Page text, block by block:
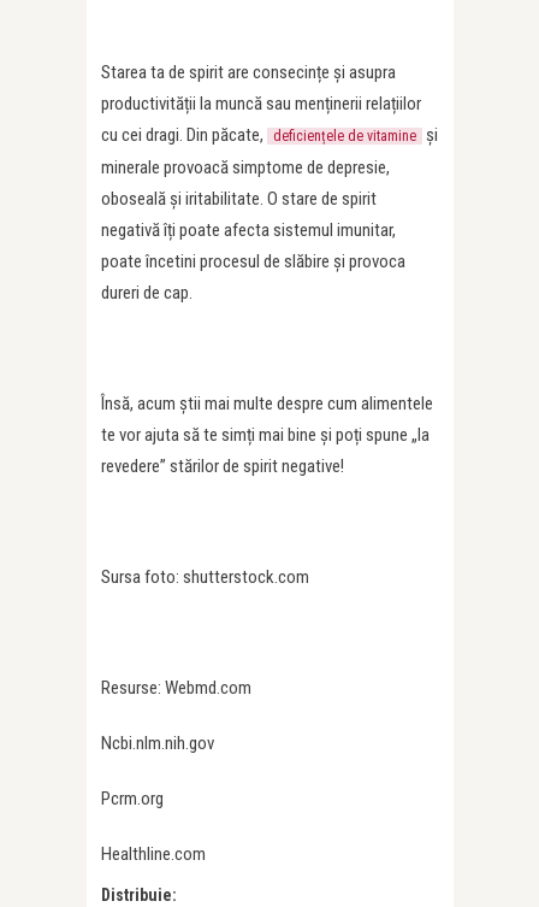
Starea ta de spirit are consecințe și asupra
productivității la muncă sau menținerii relațiilor
cu cei dragi. Din păcate,
deficiențele de vitamine
și
minerale provoacă simptome de depresie,
oboseală și iritabilitate. O stare de spirit
negativă îți poate afecta sistemul imunitar,
poate încetini procesul de slăbire și provoca
dureri de cap.
Însă, acum știi mai multe despre cum alimentele
te vor ajuta să te simți mai bine și poți spune „la
revedere” stărilor de spirit negative!
Sursa foto: shutterstock.com
Resurse: Webmd.com
Ncbi.nlm.nih.gov
Pcrm.org
Healthline.com
Distribuie: